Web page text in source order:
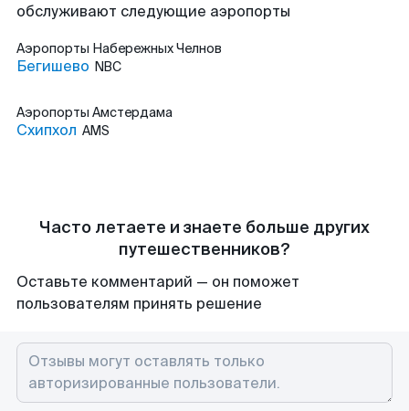
обслуживают следующие аэропорты
Аэропорты Набережных Челнов
Бегишево NBC
Аэропорты Амстердама
Схипхол AMS
Часто летаете и знаете больше других
путешественников?
Оставьте комментарий — он поможет
пользователям принять решение